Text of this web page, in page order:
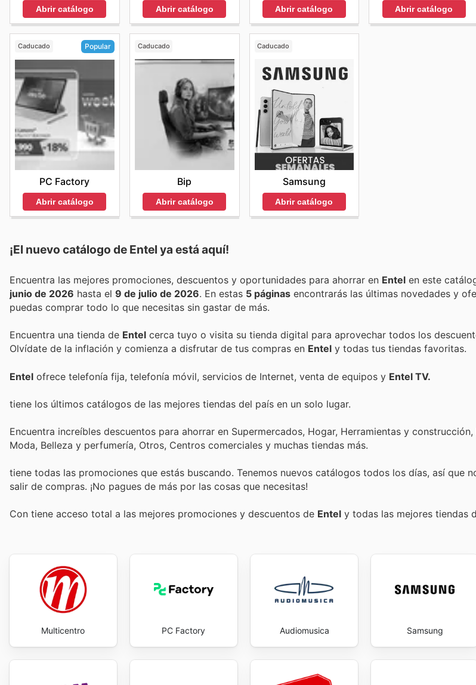
Abrir catálogo Abrir catálogo Abrir catálogo Abrir catálogo
Caducado Popular
PC Factory
Abrir catálogo
Caducado
Bip
Abrir catálogo
Caducado
Samsung
Abrir catálogo
¡El nuevo catálogo de Entel ya está aquí!
Encuentra las mejores promociones, descuentos y oportunidades para ahorrar en Entel en este
junio de 2026 hasta el 9 de julio de 2026 . En estas 5 páginas encontrarás las últimas novedades y
puedas comprar todo lo que necesitas sin gastar de más.
Encuentra una tienda de Entel cerca tuyo o visita su tienda digital para aprovechar todos los
Olvídate de la inflación y comienza a disfrutar de tus compras en Entel y todas tus tiendas favoritas.
Entel ofrece telefonía fija, telefonía móvil, servicios de Internet, venta de equipos y Entel TV.
tiene los últimos catálogos de las mejores tiendas del país en un solo lugar.
Encuentra increíbles descuentos para ahorrar en Supermercados, Hogar, Herramientas y
Moda, Belleza y perfumería, Otros, Centros comerciales y muchas tiendas más.
tiene todas las promociones que estás buscando. Tenemos nuevos catálogos todos los días, así que
salir de compras. ¡No pagues de más por las cosas que necesitas!
Con tiene acceso total a las mejores promociones y descuentos de Entel y todas las mejores tiendas
Multicentro PC Factory Audiomusica Samsung